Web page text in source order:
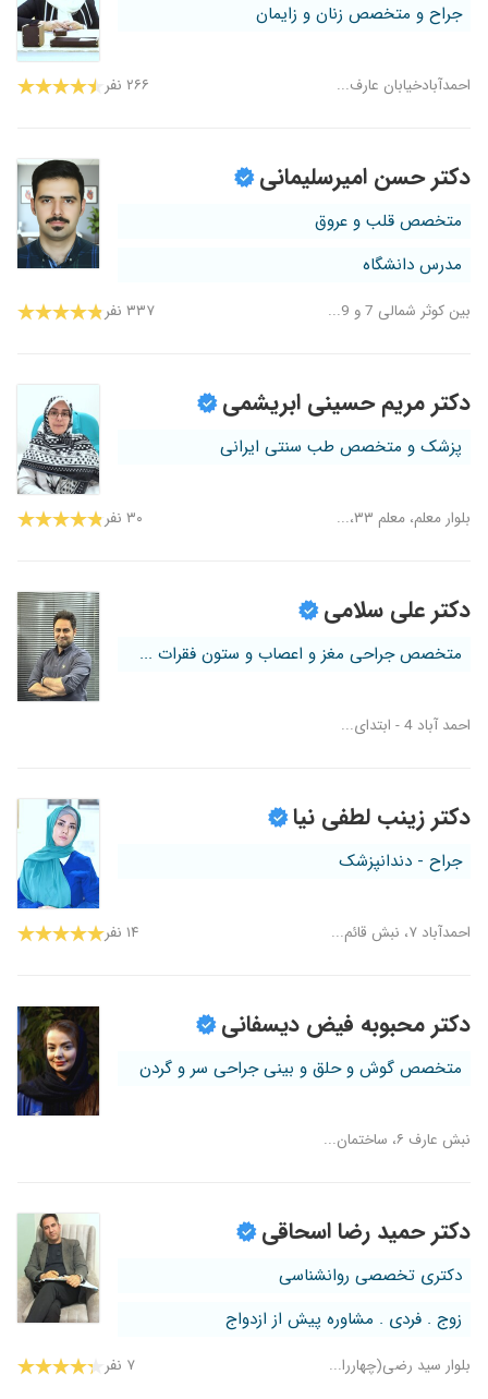
جراح و متخصص زنان و زایمان
احمدآبادخیابان عارف... ۲۶۶ نفر
دکتر حسن امیرسلیمانی
متخصص قلب و عروق
مدرس دانشگاه
بین کوثر شمالی 7 و 9... ۳۳۷ نفر
دکتر مریم حسینی ابریشمی
پزشک و متخصص طب سنتی ایرانی
بلوار معلم، معلم ۳۳،... ۳۰ نفر
دکتر علی سلامی
متخصص جراحی مغز و اعصاب و ستون فقرات ...
احمد آباد 4 - ابتدای...
دکتر زینب لطفی نیا
جراح - دندانپزشک
احمدآباد ۷، نبش قائم... ۱۴ نفر
دکتر محبوبه فیض دیسفانی
متخصص گوش و حلق و بینی جراحی سر و گردن
نبش عارف ۶، ساختمان...
دکتر حمید رضا اسحاقی
دکتری تخصصی روانشناسی
زوج . فردی . مشاوره پیش از ازدواج
بلوار سید رضی(چهاررا... ۷ نفر